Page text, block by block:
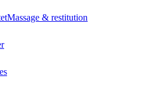
Massage & restitution